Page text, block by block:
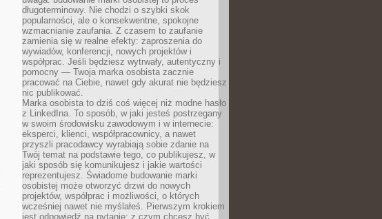
długoterminowy. Nie chodzi o szybki skok
popularności, ale o konsekwentne, spokojne
wzmacnianie zaufania. Z czasem to zaufanie
zamienia się w realne efekty: zaproszenia do
wywiadów, konferencji, nowych projektów i
współprac. Jeśli będziesz wytrwały, autentyczny i
pomocny — Twoja marka osobista zacznie
pracować na Ciebie, nawet gdy akurat nie będziesz
nic publikować.
Marka osobista to dziś coś więcej niż modne hasło
z LinkedIna. To sposób, w jaki jesteś postrzegany
w swoim środowisku zawodowym i w internecie:
eksperci, klienci, współpracownicy, a nawet
przyszli pracodawcy wyrabiają sobie zdanie na
Twój temat na podstawie tego, co publikujesz, w
jaki sposób się komunikujesz i jakie wartości
reprezentujesz. Świadome budowanie marki
osobistej może otworzyć drzwi do nowych
projektów, współprac i możliwości, o których
wcześniej nawet nie myślałeś. Pierwszym krokiem
jest odpowiedź na pytanie: z czym chcesz być